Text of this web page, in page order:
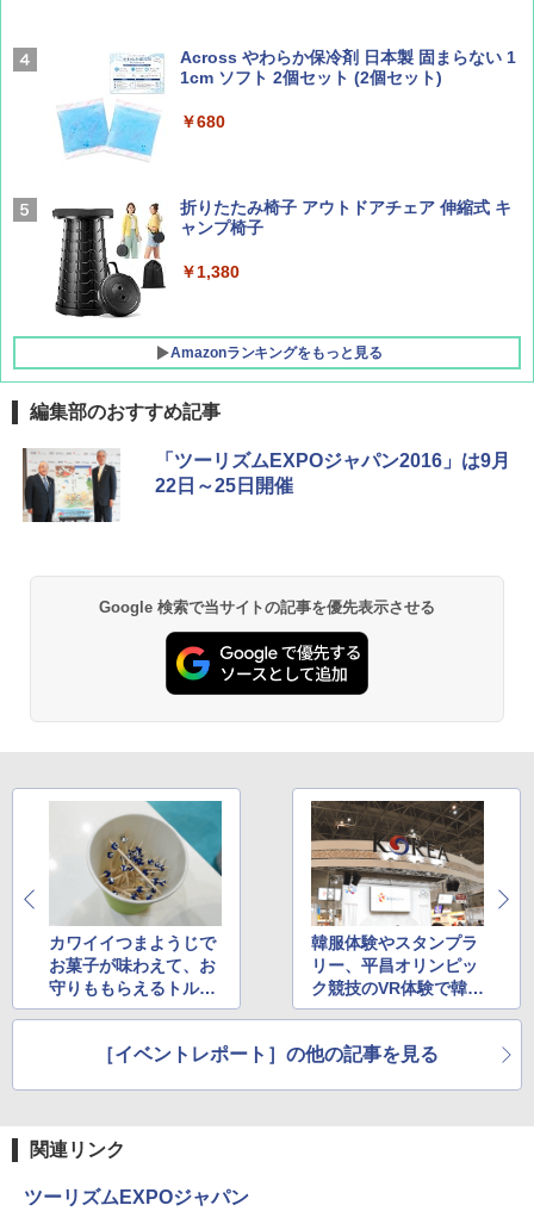
山と溪谷 2026年8月号「南アルプス大全」
￥1,540
新しい日本地理 地図・統計・移動から読み
広げるだけ パッとサッとテント キューブワ
イドプラス ブラックコーティング フルクロ
テント PATCW-200B エクルベージュ
[キャンパーズコレクション 山善] 傘みたいに
ーティング フルクローズ メッシュ 3-4人用
￥9,990
Across やわらか保冷剤 日本製 固まらない 1
1cm ソフト 2個セット (2個セット)
￥680
折りたたみ椅子 アウトドアチェア 伸縮式 キ
ャンプ椅子
￥1,380
Amazonランキングをもっと見る
編集部のおすすめ記事
「ツーリズムEXPOジャパン2016」は9月
22日～25日開催
Google 検索で当サイトの記事を優先表示させる
カワイイつまようじで
お菓子が味わえて、お
守りももらえるトルコ
ブース
韓服体験やスタンプラ
リー、平昌オリンピッ
ク競技のVR体験で韓国
を満喫
［イベントレポート］の他の記事を見る
関連リンク
ツーリズムEXPOジャパン